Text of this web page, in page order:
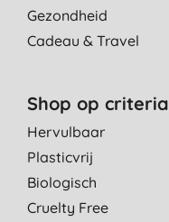
Gezondheid
Cadeau & Travel
Shop op criteria
Hervulbaar
Plasticvrij
Biologisch
Cruelty Free